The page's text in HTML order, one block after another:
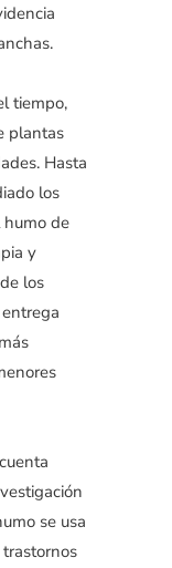
tiempo,
plantas
Hasta
los
humo de
y
los
se usa